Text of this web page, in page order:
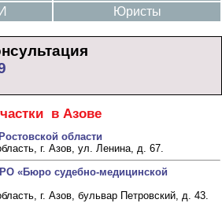
Юристы
в Азове
области
г. Азов, ул. Ленина, д. 67.
«Бюро судебно-медицинской
г. Азов, бульвар Петровский, д. 43.